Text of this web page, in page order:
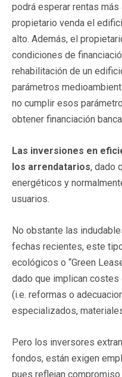
podrá esperar rentas
propietario venda el
alto. Además, el
condiciones de
rehabilitación de un
parámetros
no cumplir esos
obtener financiación
Las inversiones en
los arrendatarios, dado
energéticos y
usuarios.
No obstante las
fechas recientes, este
ecológicos o “Green
dado que implican
(i.e. reformas o
especializados,
Pero los inversores
fondos, están exigen
pues reflejan